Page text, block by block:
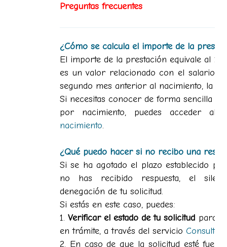
Preguntas frecuentes
¿Cómo se calcula el importe de la
El importe de la prestación equivale al
es un valor relacionado con el salario
segundo mes anterior al nacimiento, la
Si necesitas conocer de forma sencilla
por nacimiento, puedes acceder al
nacimiento.
¿Qué puedo hacer si no recibo una
Si se ha agotado el plazo establecido
no has recibido respuesta, el
denegación de tu solicitud.
Si estás en este caso, puedes:
1.Verificar el estado de tu solicitud para
en trámite, a través del servicio Consultar
2. En caso de que la solicitud esté